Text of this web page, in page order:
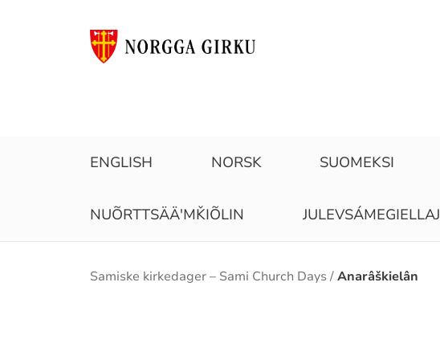
ENGLISH NORSK SUOMEKSI
NUÕRTTSÄÄʹMǨIÕLIN JULEVSÁMEGIELLAJ
Brødsmulesti
Samiske kirkedager – Sami Church Days Anarâškielân